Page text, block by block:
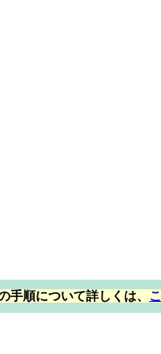
手順について詳しくは、